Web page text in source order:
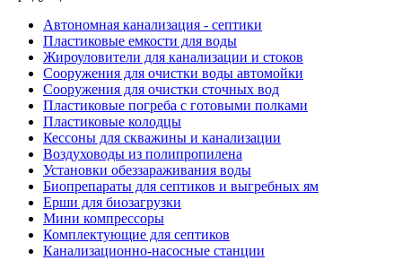
Автономная канализация - септики
Пластиковые емкости для воды
Жироуловители для канализации и стоков
Сооружения для очистки воды автомойки
Сооружения для очистки сточных вод
Пластиковые погреба с готовыми полками
Пластиковые колодцы
Кессоны для скважины и канализации
Воздуховоды из полипропилена
Установки обеззараживания воды
Биопрепараты для септиков и выгребных ям
Ерши для биозагрузки
Мини компрессоры
Комплектующие для септиков
Канализационно-насосные станции